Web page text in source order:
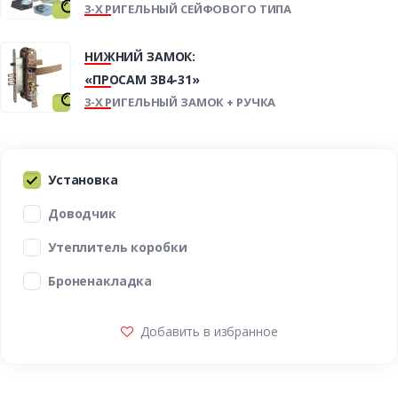
3-Х РИГЕЛЬНЫЙ СЕЙФОВОГО ТИПА
НИЖНИЙ ЗАМОК:
«ПРОСАМ ЗВ4-31»
3-Х РИГЕЛЬНЫЙ ЗАМОК + РУЧКА
Установка
Доводчик
Утеплитель коробки
Броненакладка
Добавить в избранное